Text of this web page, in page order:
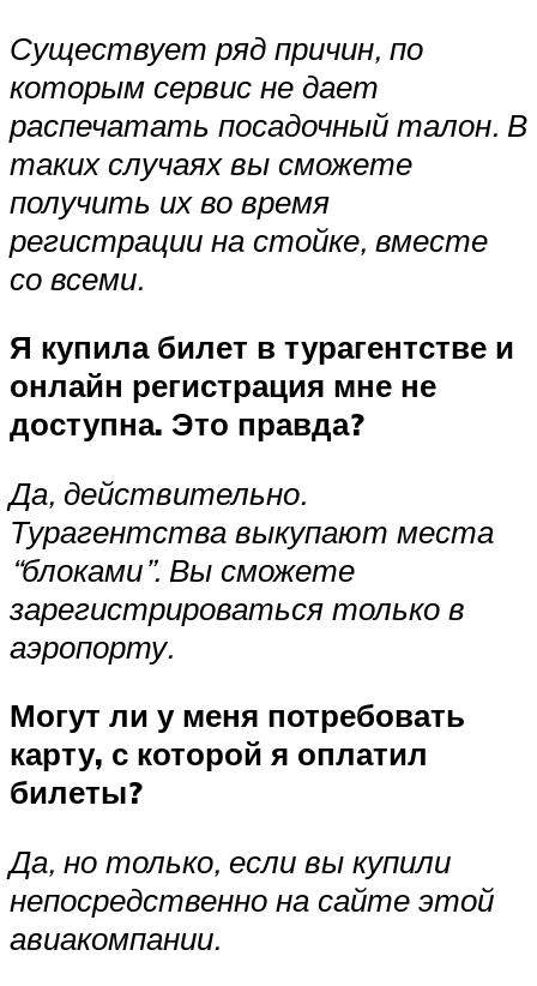
Существует ряд причин, по
которым сервис не дает
распечатать посадочный талон. В
таких случаях вы сможете
получить их во время
регистрации на стойке, вместе
со всеми.
Я купила билет в турагентстве и
онлайн регистрация мне не
доступна. Это правда?
Да, действительно.
Турагентства выкупают места
“блоками”. Вы сможете
зарегистрироваться только в
аэропорту.
Могут ли у меня потребовать
карту, с которой я оплатил
билеты?
Да, но только, если вы купили
непосредственно на сайте этой
авиакомпании.